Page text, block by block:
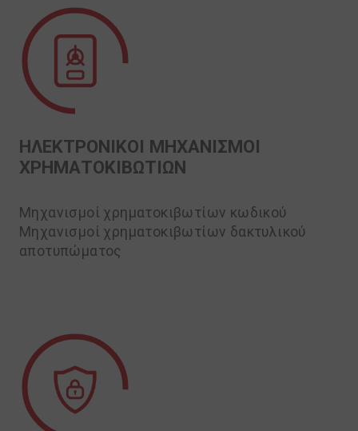
ΗΛΕΚΤΡΟΝΙΚΟΙ ΜΗΧΑΝΙΣΜΟΙ
ΧΡΗΜΑΤΟΚΙΒΩΤΙΩΝ
Μηχανισμοί χρηματοκιβωτίων κωδικού
Μηχανισμοί χρηματοκιβωτίων δακτυλικού
αποτυπώματος